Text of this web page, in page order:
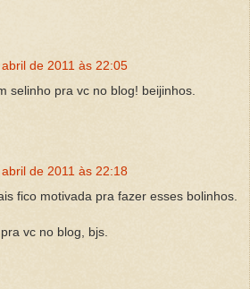
de 2011 às 22:05
selinho pra vc no blog! beijinhos.
de 2011 às 22:18
fico motivada pra fazer esses bolinhos.
vc no blog, bjs.